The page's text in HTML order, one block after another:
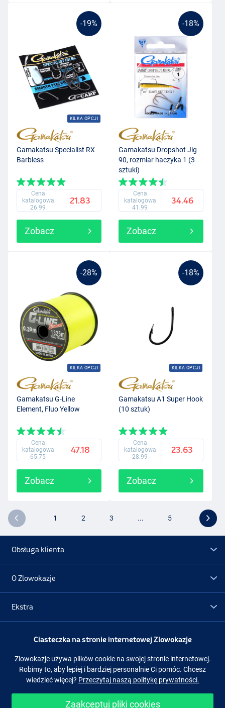
-19%
KILKA OPCJI
Gamakatsu Specialist RX
Barbless
Cena
katalogowa
26.99
21.83
Zobacz
-18%
Gamakatsu Dropshot Jig
90, rozmiar haczyka 1 (3
sztuki)
Cena
katalogowa
41.99
34.46
Zobacz
-28%
KILKA OPCJI
Gamakatsu G-Line
Element, Fluo Yellow
Cena
katalogowa
65.75
47.18
Zobacz
-18%
KILKA OPCJI
Gamakatsu A1 Super Hook
(10 sztuk)
Cena
katalogowa
28.99
23.63
Zobacz
1 2 3 ... 5
Obsługa klienta
O Zlowokazje
Ekstra
Promocje
Obserwuj nas Facebook Instagram
Ciasteczka na stronie internetowej Zlowokazje
Zlowokazje używa plików cookie na swojej stronie internetowej.
Robimy to, aby lepiej i bardziej personalnie Ci pomóc. Chcesz
wiedzieć więcej? Przeczytaj naszą politykę prywatności.
Zaakceptuj pliki cookies